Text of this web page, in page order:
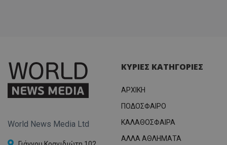
World News Media Ltd
ΚΥΡΙΕΣ ΚΑΤΗΓΟΡΙΕΣ
ΑΡΧΙΚΗ
ΠΟΔΟΣΦΑΙΡΟ
ΚΑΛΑΘΟΣΦΑΙΡΑ
ΑΛΛΑ ΑΘΛΗΜΑΤΑ